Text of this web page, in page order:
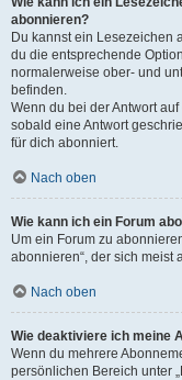
abonnieren?
Du kannst ein Lesezeichen
du die entsprechende
normalerweise ober- und
befinden.
Wenn du bei der Antwort
sobald eine Antwort
für dich abonniert.
Nach oben
Wie kann ich ein Forum
Um ein Forum zu
abonnieren“, der sich meist
Nach oben
Wie deaktiviere ich meine
Wenn du mehrere
persönlichen Bereich unter